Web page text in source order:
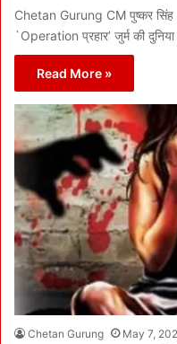
Chetan Gurung CM पुष्कर सिंह
`Operation प्रहार’ जुर्म की
Read More »
Chetan Gurung May 7,